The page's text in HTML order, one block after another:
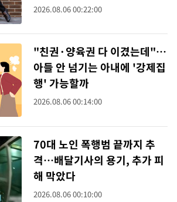
2026.08.06 00:22:00
"친권·양육권 다 이겼는데"…
아들 안 넘기는 아내에 '강제집
행' 가능할까
2026.08.06 00:14:00
70대 노인 폭행범 끝까지 추
격…배달기사의 용기, 추가 피
해 막았다
2026.08.06 00:10:00